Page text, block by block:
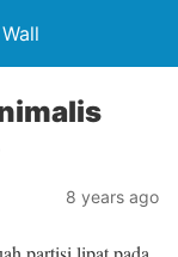
8 years ago